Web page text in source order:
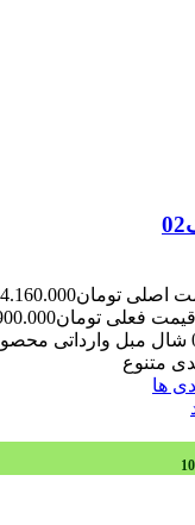
قیمت اصلی تومان4.160.000
قیمت فعلی تومان2.900.000 است.
شال مبل آکریلیک02 شال مبل
ها